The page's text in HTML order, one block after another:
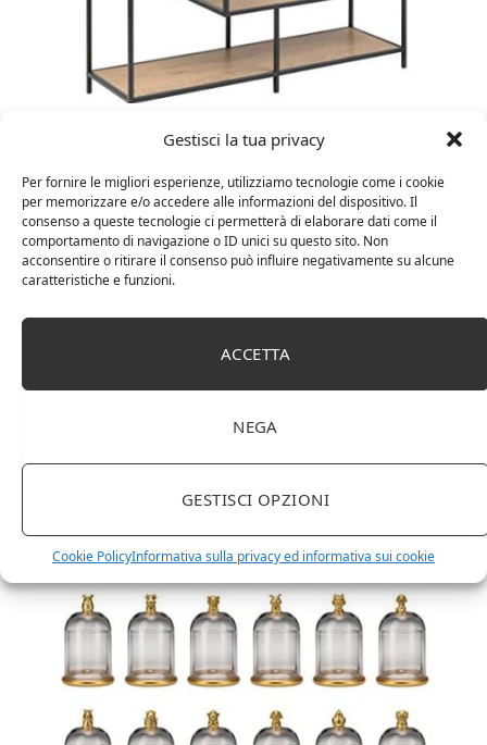
Gestisci la tua privacy
Per fornire le migliori esperienze, utilizziamo tecnologie come i cookie
per memorizzare e/o accedere alle informazioni del dispositivo. Il
consenso a queste tecnologie ci permetterà di elaborare dati come il
comportamento di navigazione o ID unici su questo sito. Non
acconsentire o ritirare il consenso può influire negativamente su alcune
caratteristiche e funzioni.
ACCETTA
NEGA
GESTISCI OPZIONI
Cookie PolicyInformativa sulla privacy ed informativa sui cookie
Amazon Basics Martin – Libreria, 35 x 114 x 78 cm
(Lu x La x A), effetto quercia(In precedenza
marchio Movian)
trasparenti monouso 350 ML tacca 0,3 alta qualità
usa e getta bicchiere riciclabili per acqua bevande
birra cocktail drink